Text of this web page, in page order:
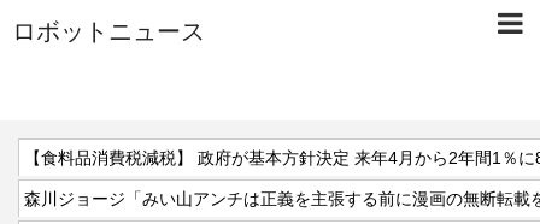
ロボットニュース
【食料品消費税減税】 政府が基本方針決定 来年4月から2年間1％
森川ジョージ「みい山アンチは正義を主張する前に漫画の無断転